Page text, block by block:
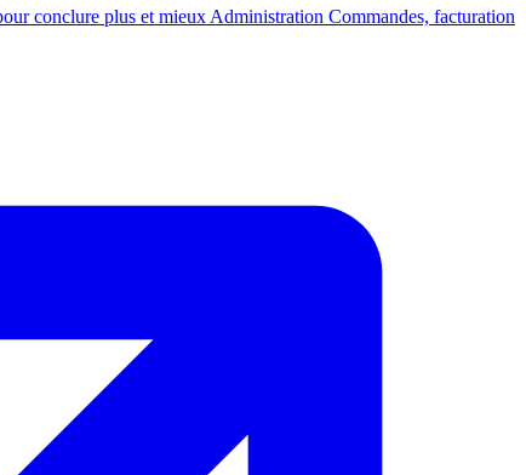
conclure plus et mieux Administration Commandes, facturation